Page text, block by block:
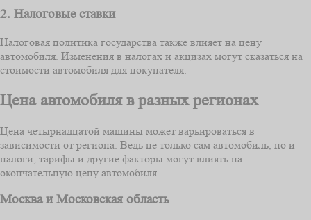
2. Налоговые ставки
Налоговая политика государства также влияет на цену
автомобиля. Изменения в налогах и акцизах могут сказаться на
стоимости автомобиля для покупателя.
Цена автомобиля в разных регионах
Цена четырнадцатой машины может варьироваться в
зависимости от региона. Ведь не только сам автомобиль, но и
налоги, тарифы и другие факторы могут влиять на
окончательную цену автомобиля.
Москва и Московская область